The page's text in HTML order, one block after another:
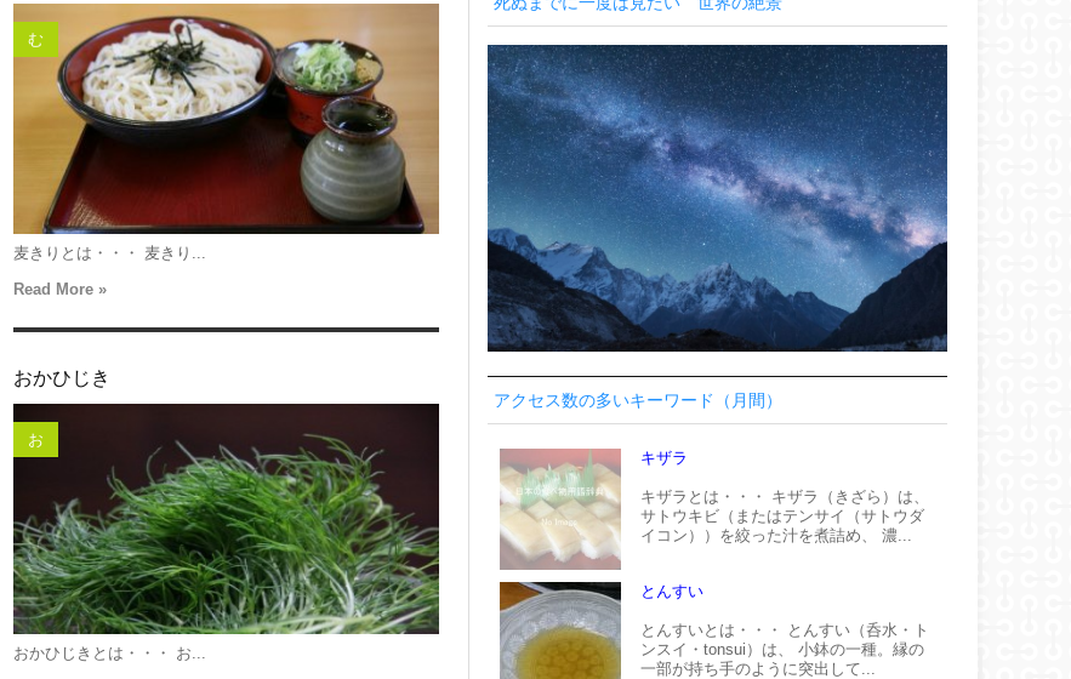
む
麦きりとは・・・ 麦きり...
Read More »
おかひじき
お
おかひじきとは・・・ お...
アクセス数の多いキーワード（月間）
キザラ
キザラとは・・・ キザラ（きざら）は、
サトウキビ（またはテンサイ（サトウダ
イコン））を絞った汁を煮詰め、 濃...
とんすい
とんすいとは・・・ とんすい（呑水・ト
ンスイ・tonsui）は、 小鉢の一種。縁の
一部が持ち手のように突出して...